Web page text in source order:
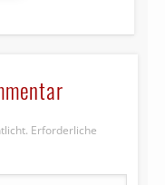
Erforderliche